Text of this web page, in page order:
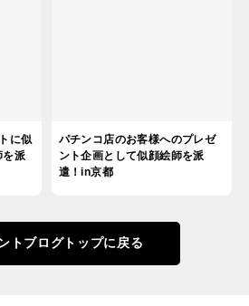
に似
を派
パチンコ店のお客様へのプレゼ
ント企画として似顔絵師を派
遣！in京都
トブログトップに戻る